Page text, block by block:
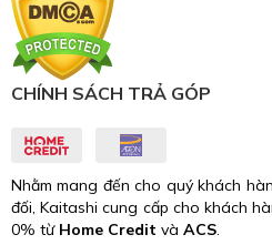
CHÍNH SÁCH TRẢ GÓP
Nhằm mang đến cho quý khách
đối, Kaitashi cung cấp cho khách
0% từ Home Credit và ACS.